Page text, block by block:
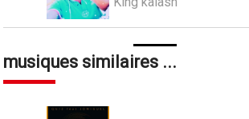
musiques similaires ...